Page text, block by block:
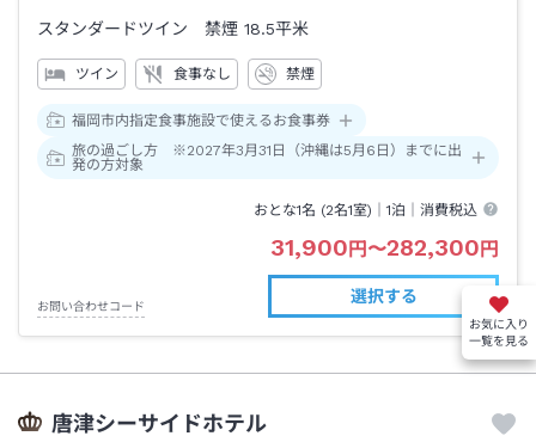
スタンダードツイン 禁煙 18.5平米
ツイン 食事なし 禁煙
福岡市内指定食事施設で使えるお食事券
旅の過ごし方 ※2027年3月31日（沖縄は5月6日）までに出
発の方対象
おとな1名 (2名1室)｜1泊 ｜消費税込
31,900円〜282,300円
お問い合わせコード
選択する
唐津シーサイドホテル
お気に入り
一覧を見る